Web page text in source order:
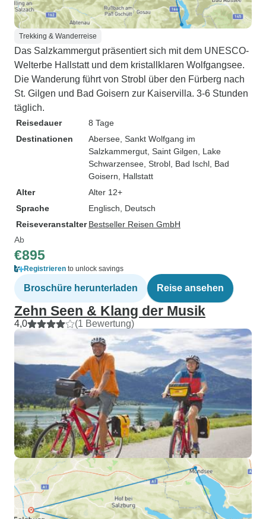
Trekking & Wanderreise
Das Salzkammergut präsentiert sich mit dem UNESCO-
Welterbe Hallstatt und dem kristallklaren Wolfgangsee.
Die Wanderung führt von Strobl über den Fürberg nach
St. Gilgen und Bad Goisern zur Kaiservilla. 3-6 Stunden
täglich.
Reisedauer
8 Tage
Destinationen
Abersee , Sankt Wolfgang im
Salzkammergut , Saint Gilgen , Lake
Schwarzensee , Strobl , Bad Ischl , Bad
Goisern , Hallstatt
Alter
Alter 12+
Sprache
Englisch, Deutsch
Reiseveranstalter Bestseller Reisen GmbH
Ab
€895
Registrieren to unlock savings
Broschüre herunterladen Reise ansehen
Zehn Seen & Klang der Musik
4,0 (1 Bewertung)